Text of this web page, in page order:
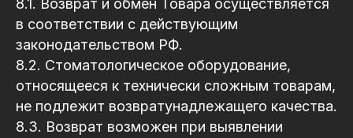
8.1. Возврат и обмен Товара осуществляется
в соответствии с действующим
законодательством РФ.
8.2. Стоматологическое оборудование,
относящееся к технически сложным товарам,
не подлежит возвратунадлежащего качества.
8.3. Возврат возможен при выявлении